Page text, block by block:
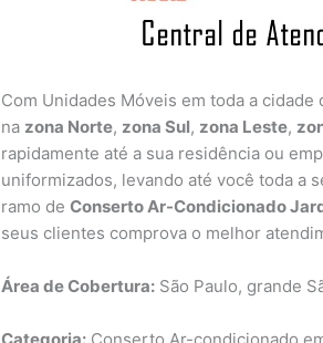
Com Unidades Móveis em toda a cidade
na zona Norte, zona Sul, zona Leste,
rapidamente até a sua residência ou
uniformizados, levando até você toda a
ramo deConserto Ar-Condicionado
seus clientes comprova o melhor
Área de Cobertura: São Paulo, grande
Categoria: Conserto Ar-condicionado